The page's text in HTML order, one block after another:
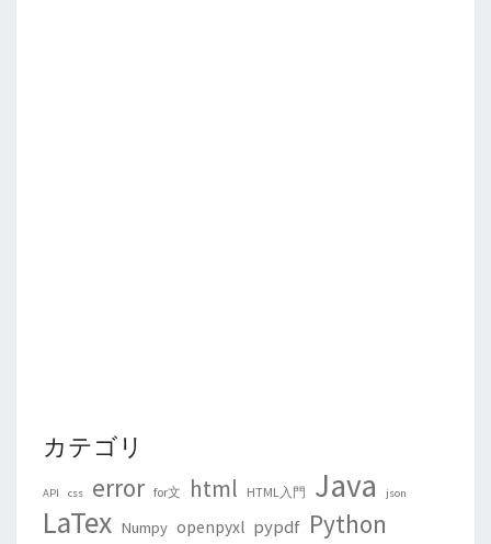
カテゴリ
API css error for文 html HTML入門 Java json
LaTex Numpy openpyxl pypdf Python